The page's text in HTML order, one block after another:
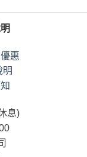
惠
明
息)